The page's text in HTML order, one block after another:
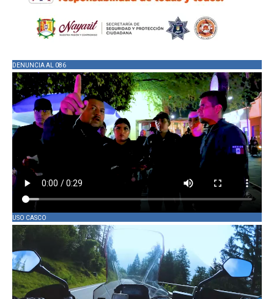
DENUNCIA AL 086
USO CASCO